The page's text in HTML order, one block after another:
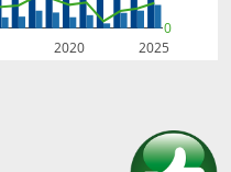
2020 2025
0